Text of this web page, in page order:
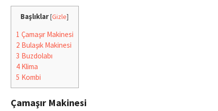
Başlıklar[Gizle]
1 Çamaşır Makinesi
2 Bulaşık Makinesi
3 Buzdolabı
4Klima
5 Kombi
Çamaşır Makinesi